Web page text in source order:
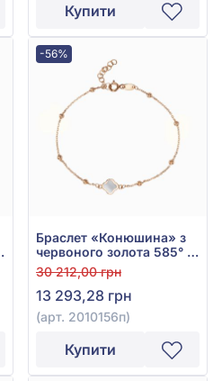
Купити
-56%
Браслет «Конюшина» з
червоного золота 585° з
перламутром, арт.
2010156п
30 212,00 грн
13 293,28 грн
(арт. 2010156п)
Купити